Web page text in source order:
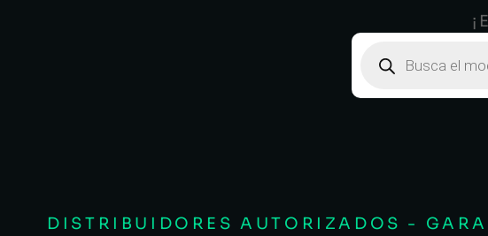
DISTRIBUIDORES AUTORIZADOS -